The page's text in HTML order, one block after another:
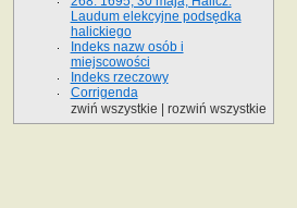
Laudum elekcyjne podsędka
halickiego
Indeks nazw osób i
miejscowości
Indeks rzeczowy
Corrigenda
zwiń wszystkie
rozwiń wszystkie